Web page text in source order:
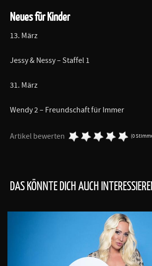
Neues für Kinder
13. März
Jessy & Nessy – Staffel 1
31. März
Wendy 2 – Freundschaft für Immer
Artikel bewerten (0
DAS KÖNNTE DICH AUCH